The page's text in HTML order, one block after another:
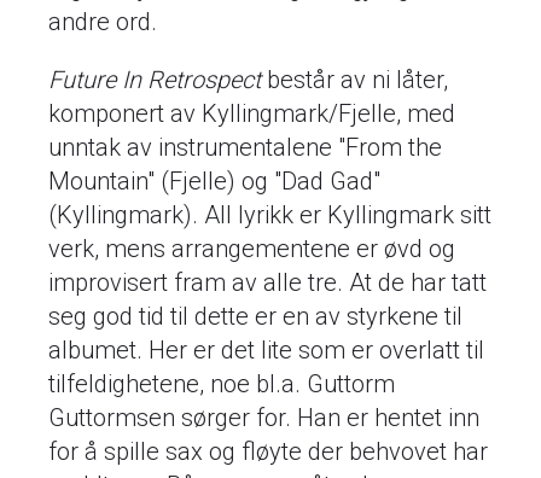
andre ord.
Future In Retrospectbestår av ni låter,
komponert av Kyllingmark/Fjelle, med
unntak av instrumentalene "From the
Mountain" (Fjelle) og "Dad Gad"
(Kyllingmark). All lyrikk er Kyllingmark sitt
verk, mens arrangementene er øvd og
improvisert fram av alle tre. At de har tatt
seg god tid til dette er en av styrkene til
albumet. Her er det lite som er overlatt til
tilfeldighetene, noe bl.a. Guttorm
Guttormsen sørger for. Han er hentet inn
for å spille sax og fløyte der behvovet har